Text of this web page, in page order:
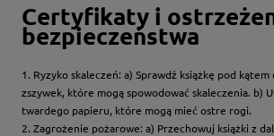
Certyfikaty i
bezpieczeństwa
1. Ryzyko skaleczeń: a) Sprawdź książkę pod
zszywek, które mogą spowodować skaleczenia. b)
twardego papieru, które mogą mieć ostre rogi.
2. Zagrożenie pożarowe: a) Przechowuj książki z